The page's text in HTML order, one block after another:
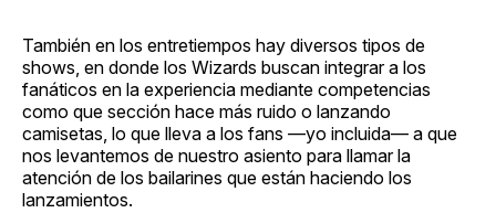
También en los entretiempos hay diversos tipos de
shows, en donde los Wizards buscan integrar a los
fanáticos en la experiencia mediante competencias
como que sección hace más ruido o lanzando
camisetas, lo que lleva a los fans —yo incluida— a que
nos levantemos de nuestro asiento para llamar la
atención de los bailarines que están haciendo los
lanzamientos.